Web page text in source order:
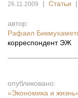
26.11.2009 | Статьи |
автор:
Рафаил
корреспондент ЭЖ
опубликовано:
«Экономика и